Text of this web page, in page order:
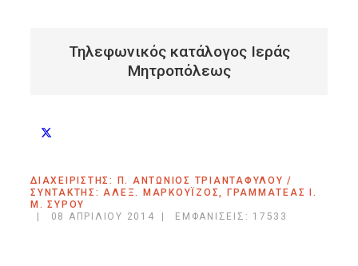
Τηλεφωνικός κατάλογος Ιεράς
Μητροπόλεως
ΔΙΑΧΕΊΡΙΣΤΉΣ: Π. ΑΝΤΏΝΙΟΣ ΤΡΙΑΝΤΑΦΎΛΟΥ /
ΣΥΝΤΆΚΤΗΣ: ΑΛΈΞ. ΜΑΡΚΟΥΪ́ΖΟΣ, ΓΡΑΜΜΑΤΈΑΣ Ι.
Μ. ΣΎΡΟΥ
08 ΑΠΡΙΛΊΟΥ 2014
ΕΜΦΑΝΊΣΕΙΣ: 17533